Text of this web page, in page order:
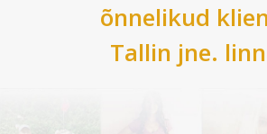
õnnelikud
Tallin jne.